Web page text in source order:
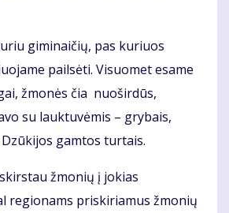
giminaičių, pas kuriuos
pailsėti. Visuomet esame
žmonės čia nuoširdūs,
su lauktuvėmis – grybais,
gamtos turtais.
žmonių į jokias
regionams priskiriamus žmonių